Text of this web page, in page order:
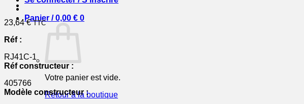
Panier /0,00 € 0
Votre panier est vide.
Retour à la boutique
23,64€ TTC
Réf :
RJ41C-1
Réf constructeur :
405766
Modèle constructeur :